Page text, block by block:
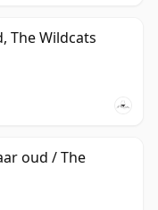
The Wildcats
oud / The